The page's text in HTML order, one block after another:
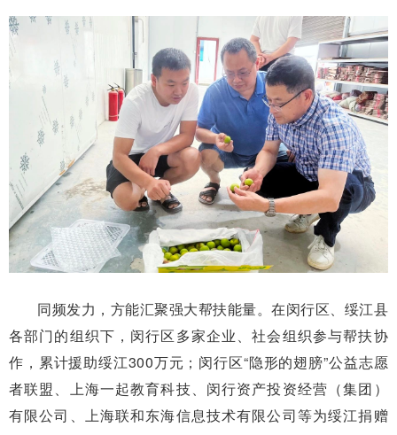
同频发力，方能汇聚强大帮扶能量。在闵行区、绥江县
各部门的组织下，闵行区多家企业、社会组织参与帮扶协
作，累计援助绥江300万元；闵行区“隐形的翅膀”公益志愿
者联盟、上海一起教育科技、闵行资产投资经营（集团）
有限公司、上海联和东海信息技术有限公司等为绥江捐赠